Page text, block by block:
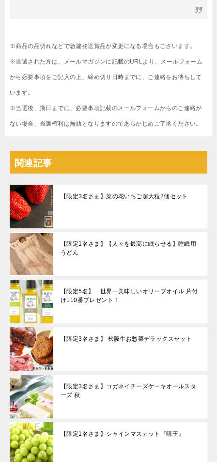
※商品の品切れなどで急遽発送賞品が変更になる場合もございます。
※当選された方は、メールマガジンに記載のURLより、メールフォーム
から必要事項をご記入の上、締め切り日時までに、ご連絡をお待ちして
います。
※当選後、期日までに、必要事項記載のメールフォームからのご連絡が
ない場合、当選権利は無効となりますのであらかじめご了承ください。
関連記事
【限定3名さま】菜の花いちご超大粒2個セット
【限定1名さま】【人々を最高に眠らせる】睡眠用
うどん
【限定5名】 世界一美味しいオリーブオイル 片付
け110番プレゼント！
【限定3名さま】 松阪牛お惣菜デラックスセット
【限定3名さま】コガネイチーズケーキオールスタ
ーズ 秋
【限定1名さま】シャインマスカット『晴王』